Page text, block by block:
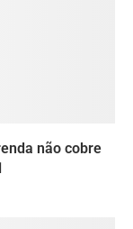
não cobre